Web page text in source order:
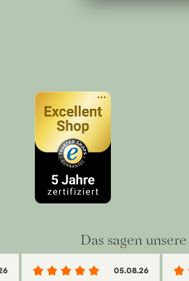
Das sagen
05.08.26